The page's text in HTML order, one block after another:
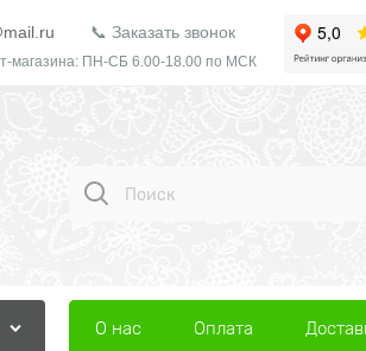
📞 Заказать звонок
магазина: ПН-СБ 6.00-18.00 по МСК
О нас Оплата